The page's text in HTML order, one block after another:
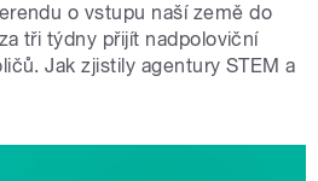
o vstupu naší země do
tři týdny přijít nadpoloviční
Jak zjistily agentury STEM a